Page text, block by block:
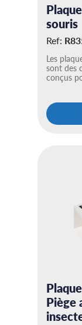
souris
Ref:
Les
sont des
conçus
Piège